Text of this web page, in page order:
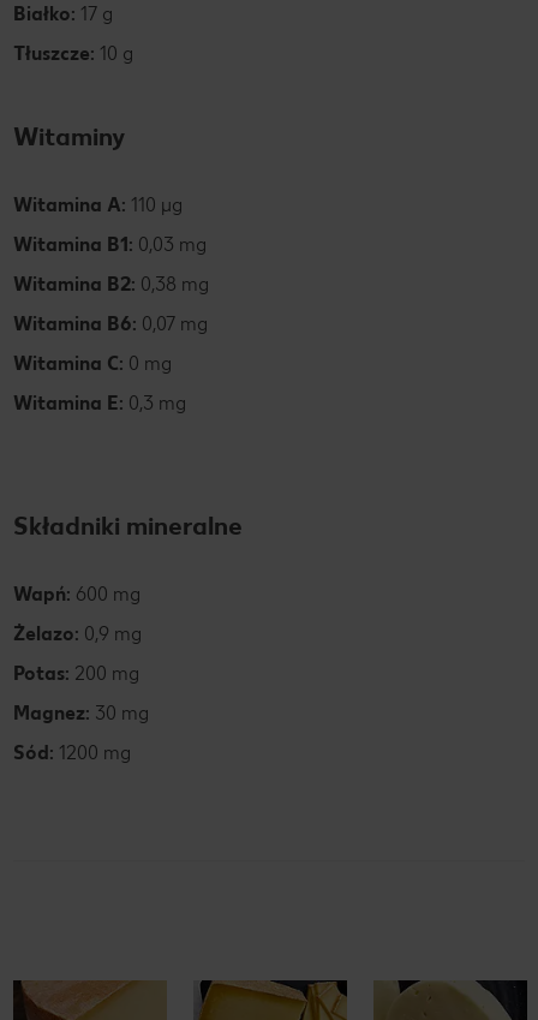
Białko: 17 g
Tłuszcze: 10 g
Witaminy
Witamina A: 110 µg
Witamina B1: 0,03 mg
Witamina B2: 0,38 mg
Witamina B6: 0,07 mg
Witamina C: 0 mg
Witamina E: 0,3 mg
Składniki mineralne
Wapń: 600 mg
Żelazo: 0,9 mg
Potas: 200 mg
Magnez: 30 mg
Sód: 1200 mg